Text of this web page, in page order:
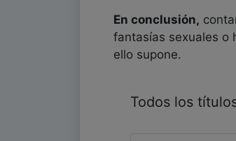
En conclusión,
fantasías sexuales o
ello supone.
Todos los